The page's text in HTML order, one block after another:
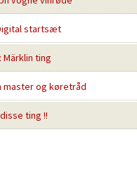
startsæt
Märklin ting
master og køretråd
ting !!